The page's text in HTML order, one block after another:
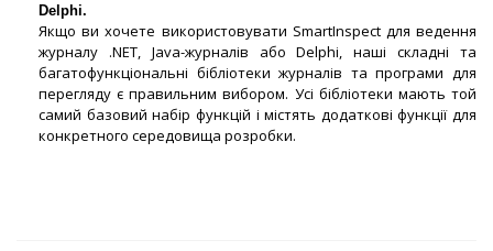
Delphi.
Якщо ви хочете використовувати SmartInspect для ведення
журналу .NET, Java-журналів або Delphi, наші складні та
багатофункціональні бібліотеки журналів та програми для
перегляду є правильним вибором. Усі бібліотеки мають той
самий базовий набір функцій і містять додаткові функції для
конкретного середовища розробки.